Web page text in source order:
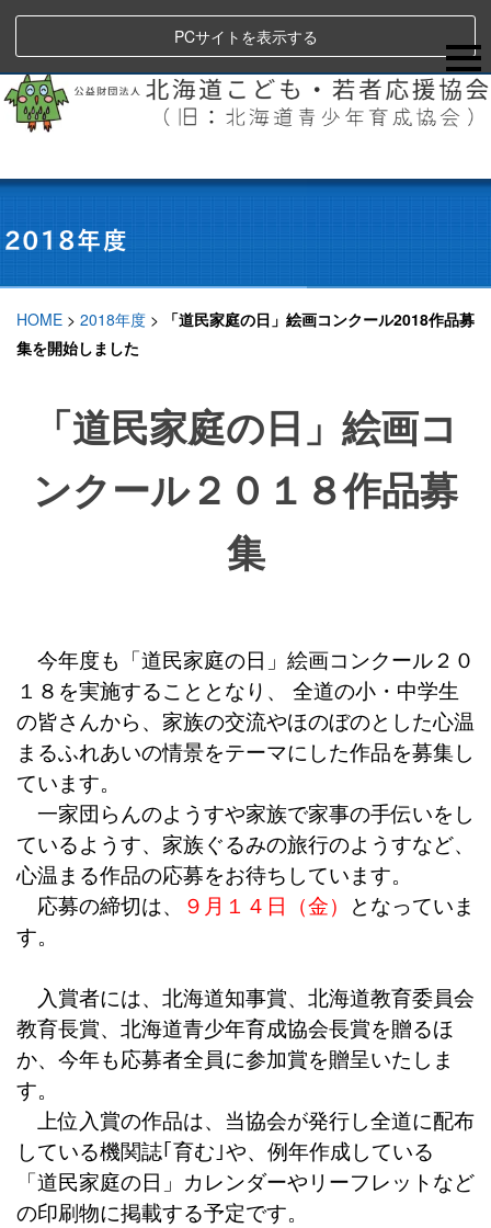
PCサイトを表示する
HOME > 2018年度 >
「道民家庭の日」絵画コンクール2018作品募
集を開始しました
「道民家庭の日」絵画コ
ンクール２０１８作品募
集
今年度も「道民家庭の日」絵画コンクール２０
１８を実施することとなり、 全道の小・中学生
の皆さんから、家族の交流やほのぼのとした心温
まるふれあいの情景をテーマにした作品を募集し
ています。
一家団らんのようすや家族で家事の手伝いをし
ているようす、家族ぐるみの旅行のようすなど、
心温まる作品の応募をお待ちしています。
応募の締切は、
９月１４日（金） となっていま
す。
入賞者には、北海道知事賞、北海道教育委員会
教育長賞、北海道青少年育成協会長賞を贈るほ
か、今年も応募者全員に参加賞を贈呈いたしま
す。
上位入賞の作品は、当協会が発行し全道に配布
している機関誌｢育む｣や、例年作成している
「道民家庭の日」カレンダーやリーフレットなど
の印刷物に掲載する予定です。